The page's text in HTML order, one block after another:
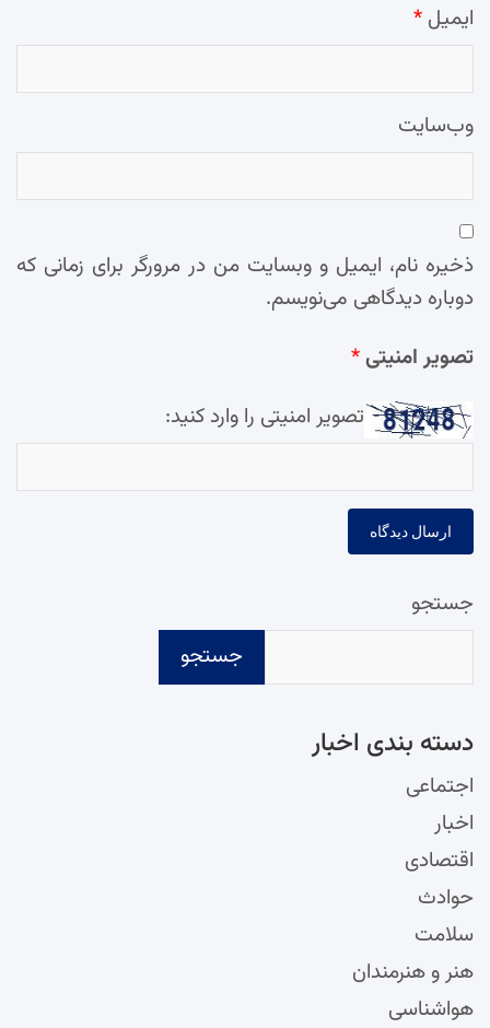
ایمیل *
وب‌سایت
ذخیره نام، ایمیل و وبسایت من در مرورگر برای زمانی که
دوباره دیدگاهی می‌نویسم.
تصویر امنیتی*
تصویر امنیتی را وارد کنید:
جستجو
جستجو
دسته‌ بندی اخبار
اجتماعی
اخبار
اقتصادی
حوادث
سلامت
هنر و هنرمندان
هواشناسی